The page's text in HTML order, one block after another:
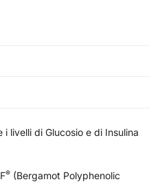
livelli di Glucosio e di Insulina
® (Bergamot Polyphenolic